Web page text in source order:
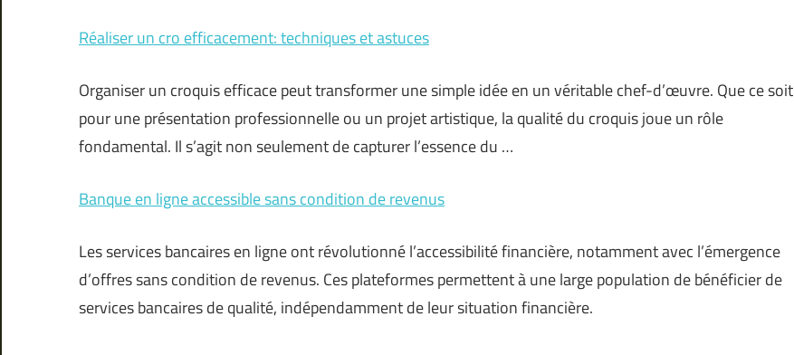
Réaliser un cro efficacement: techniques et astuces
Organiser un croquis efficace peut transformer une simple idée en un véritable chef-d’œuvre. Que ce soit
pour une présentation professionnelle ou un projet artistique, la qualité du croquis joue un rôle
fondamental. Il s’agit non seulement de capturer l’essence du …
Banque en ligne accessible sans condition de revenus
Les services bancaires en ligne ont révolutionné l’accessibilité financière, notamment avec l’émergence
d’offres sans condition de revenus. Ces plateformes permettent à une large population de bénéficier de
services bancaires de qualité, indépendamment de leur situation financière.